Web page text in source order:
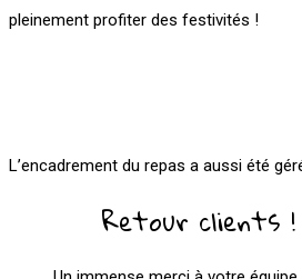
pleinement profiter des festivités !
L’encadrement du repas a aussi été
Retour clients !